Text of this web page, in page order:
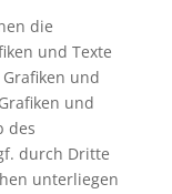
die
und Texte
und
und
des
durch Dritte
unterliegen